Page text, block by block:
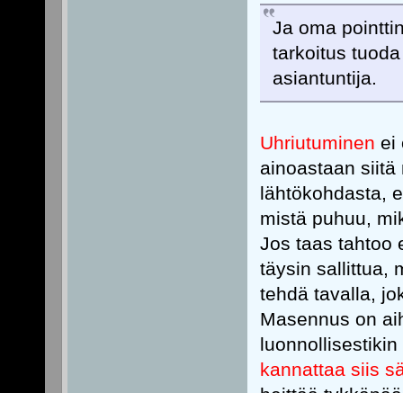
Ja oma
tarkoitus
asiantuntija.
Uhriutuminen ei
ainoastaan
lähtökohdasta,
mistä puhuu,
Jos taas tahtoo
täysin sallittua,
tehdä tavalla,
Masennus on
kannattaa siis